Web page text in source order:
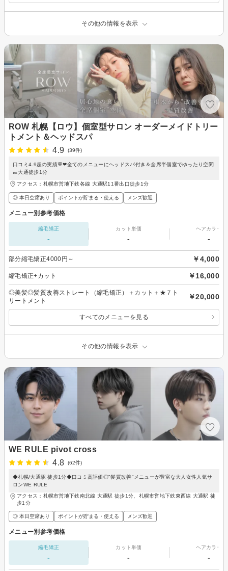
その他の情報を表示
ROW 札幌【ロウ】個室型サロン オーダーメイドトリー
トメント＆ヘッドスパ
4.9
(39件)
口コミ4.9超の実績💬❤全てのメニューにヘッドスパ付き＆全席半個室でゆったり空間
👞大通徒歩1分
アクセス：札幌市営地下鉄各線 大通駅11番出口徒歩1分
◎ 本日空席あり ポイントが貯まる・使える メンズ歓迎
メニュー別参考価格
縮毛矯正
-
カット単価
-
ヘアカラー
-
部分縮毛矯正4000円～ ￥4,000
縮毛矯正+カット ￥16,000
◎美髪◎髪質改善ストレート（縮毛矯正）＋カット＋★７ト
リートメント
￥20,000
すべてのメニューを見る
その他の情報を表示
WE RULE pivot cross
4.8
(62件)
◆札幌/大通駅 徒歩1分◆口コミ高評価◎"髪質改善"メニューが豊富な大人女性人気サ
ロンWE RULE
アクセス：札幌市営地下鉄南北線 大通駅 徒歩1分、札幌市営地下鉄東西線 大通駅 徒
歩1分
◎ 本日空席あり ポイントが貯まる・使える メンズ歓迎
メニュー別参考価格
縮毛矯正
-
カット単価
-
ヘアカラー
-